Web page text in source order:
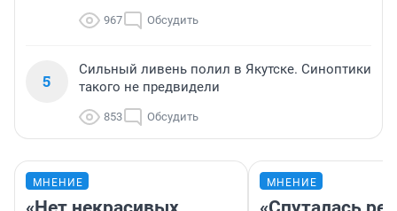
967 Обсудить
5
Сильный ливень полил в Якутске. Синоптики
такого не предвидели
853 Обсудить
МНЕНИЕ МНЕНИЕ